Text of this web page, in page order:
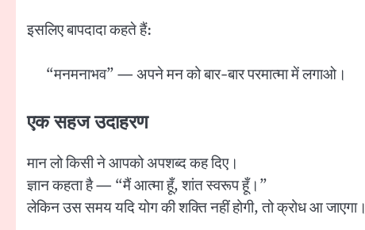
इसलिए बापदादा कहते हैं:
“मनमनाभव” — अपने मन को बार-बार परमात्मा में लगाओ।
एक सहज उदाहरण
मान लो किसी ने आपको अपशब्द कह दिए।
ज्ञान कहता है — “मैं आत्मा हूँ, शांत स्वरूप हूँ।”
लेकिन उस समय यदि योग की शक्ति नहीं होगी, तो क्रोध आ जाएगा।